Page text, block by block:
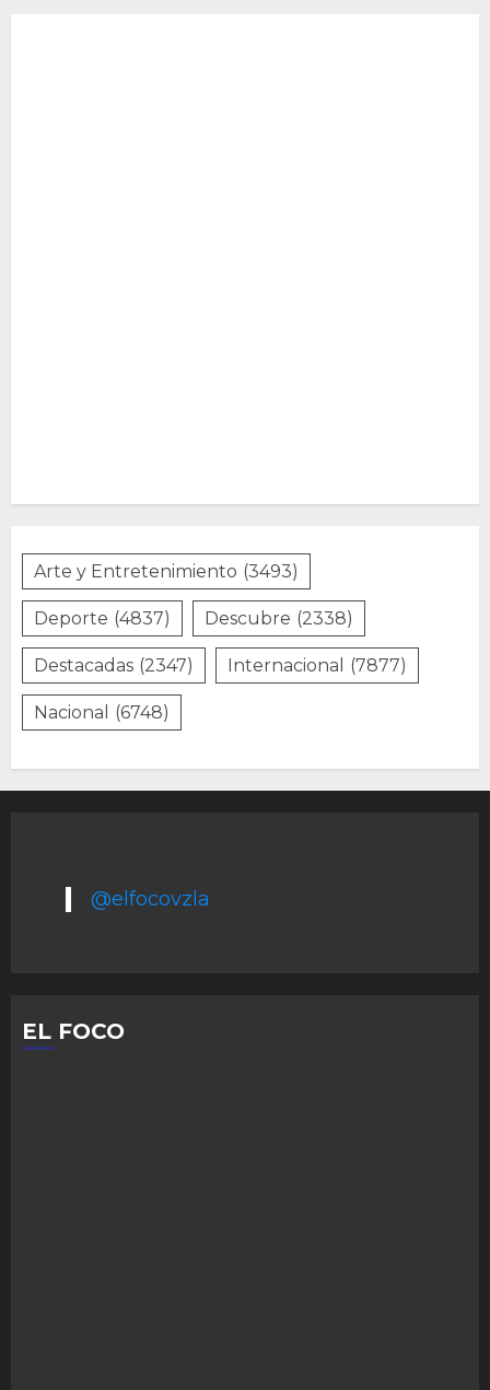
Arte y Entretenimiento (3493)
Deporte (4837) Descubre (2338)
Destacadas (2347) Internacional (7877)
Nacional (6748)
@elfocovzla
EL FOCO